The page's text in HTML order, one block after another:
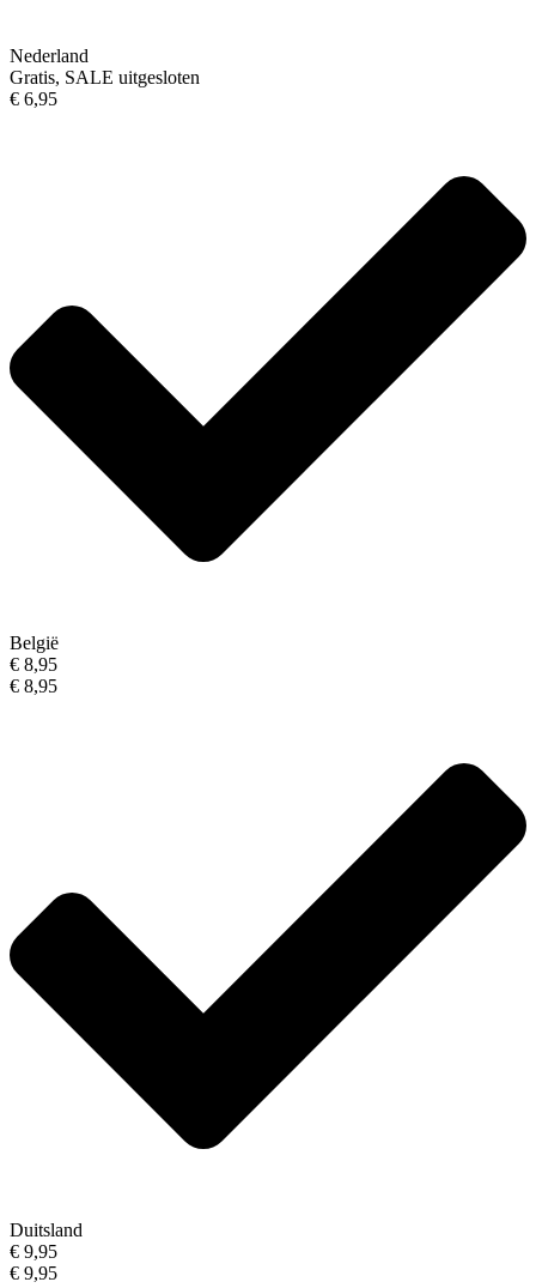
Nederland
Gratis, SALE uitgesloten
€ 6,95
België
€ 8,95
€ 8,95
Duitsland
€ 9,95
€ 9,95